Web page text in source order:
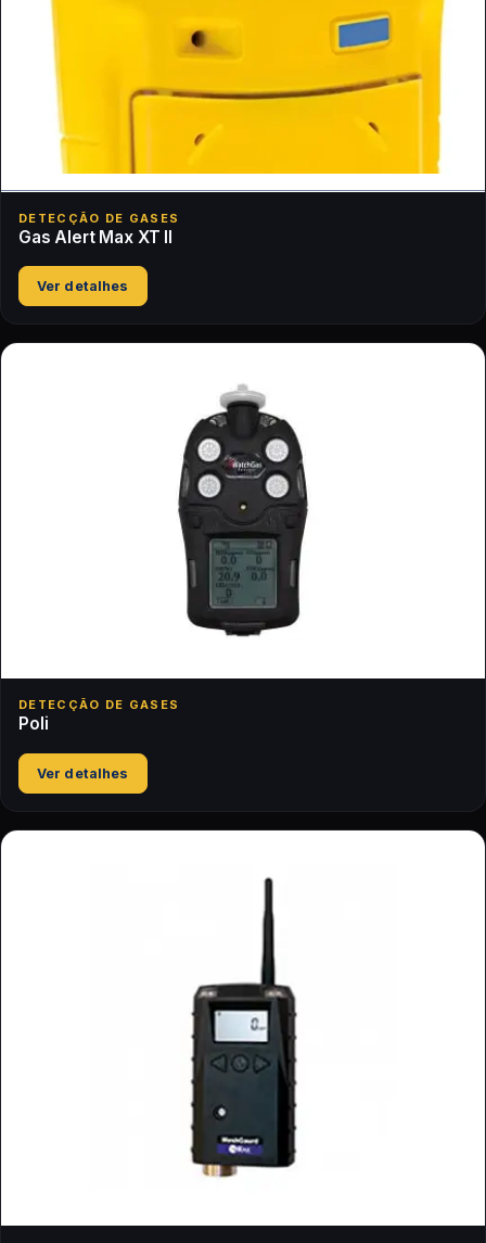
DETECÇÃO DE GASES
Gas Alert Max XT II
Ver detalhes
DETECÇÃO DE GASES
Poli
Ver detalhes